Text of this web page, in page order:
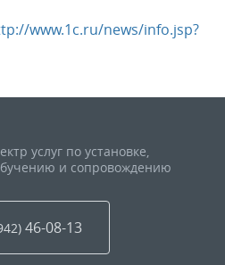
www.1c.ru/news/info.jsp?
услуг по установке,
и сопровождению
) 46-08-13